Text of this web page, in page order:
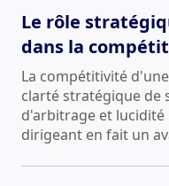
Le rôle
dans la
La compétitivité
clarté stratégique de
d'arbitrage et
dirigeant en fait un